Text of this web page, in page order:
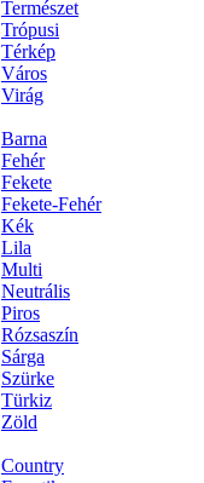
Természet
Trópusi
Térkép
Város
Virág
Barna
Fehér
Fekete
Fekete-Fehér
Kék
Lila
Multi
Neutrális
Piros
Rózsaszín
Sárga
Szürke
Türkiz
Zöld
Country